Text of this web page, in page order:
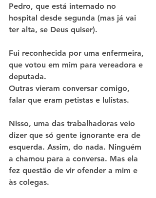
Pedro, que está internado no
hospital desde segunda (mas já vai
ter alta, se Deus quiser).
Fui reconhecida por uma enfermeira,
que votou em mim para vereadora e
deputada.
Outras vieram conversar comigo,
falar que eram petistas e lulistas.
Nisso, uma das trabalhadoras veio
dizer que só gente ignorante era de
esquerda. Assim, do nada. Ninguém
a chamou para a conversa. Mas ela
fez questão de vir ofender a mim e
às colegas.